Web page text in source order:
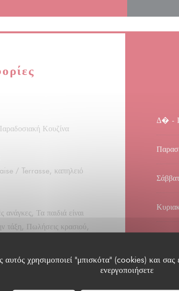
αυτός χρησιμοποιεί "μπισκότα" (cookies) και σας
ενεργοποιήσετε
Κουζίνα
/ Terrasse, καπηλειό
ανάγκες, Τα παιδιά είναι
τάξη, Πωλήσεις κρασιού,
πρόσβαση,
Δ� -